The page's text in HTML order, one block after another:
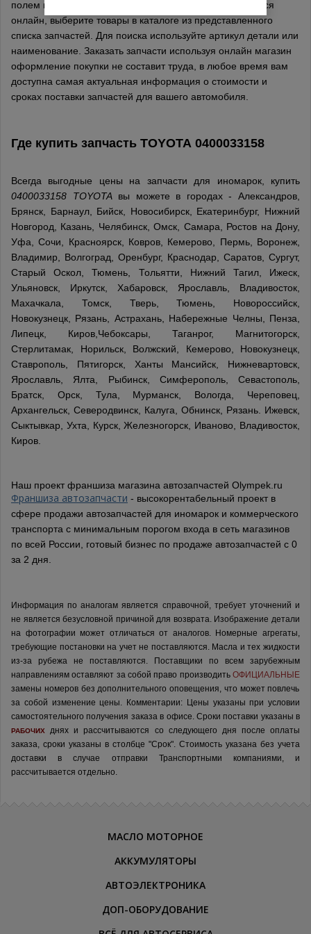
полем на сайте, поиск и заказ запчастей осуществляется
онлайн, выберите товары в каталоге из представленного
списка запчастей. Для поиска используйте артикул детали или
наименование. Заказать запчасти используя онлайн магазин
оформление покупки не составит труда, в любое время вам
доступна самая актуальная информация о стоимости и
сроках поставки запчастей для вашего автомобиля.
Где купить запчасть TOYOTA 0400033158
Всегда выгодные цены на запчасти для иномарок, купить
0400033158 TOYOTAвы можете в городах - Александров,
Брянск, Барнаул, Бийск, Новосибирск, Екатеринбург, Нижний
Новгород, Казань, Челябинск, Омск, Самара, Ростов на Дону,
Уфа, Сочи, Красноярск, Ковров, Кемерово, Пермь, Воронеж,
Владимир, Волгоград, Оренбург, Краснодар, Саратов, Сургут,
Старый Оскол, Тюмень, Тольятти, Нижний Тагил, Ижеск,
Ульяновск, Иркутск, Хабаровск, Ярославль, Владивосток,
Махачкала, Томск, Тверь, Тюмень, Новороссийск,
Новокузнецк, Рязань, Астрахань, Набережные Челны, Пенза,
Липецк, Киров,Чебоксары, Таганрог, Магнитогорск,
Стерлитамак, Норильск, Волжский, Кемерово, Новокузнецк,
Ставрополь, Пятигорск, Ханты Мансийск, Нижневартовск,
Ярославль, Ялта, Рыбинск, Симферополь, Севастополь,
Братск, Орск, Тула, Мурманск, Вологда, Череповец,
Архангельск, Северодвинск, Калуга, Обнинск, Рязань. Ижевск,
Сыктывкар, Ухта, Курск, Железногорск, Иваново, Владивосток,
Киров.
Наш проект франшиза магазина автозапчастей Olympek.ru
Франшиза автозапчасти - высокорентабельный проект в
сфере продажи автозапчастей для иномарок и коммерческого
транспорта с минимальным порогом входа в сеть магазинов
по всей России, готовый бизнес по продаже автозапчастей с 0
за 2 дня.
Информация по аналогам является справочной, требует уточнений и
не является безусловной причиной для возврата. Изображение детали
на фотографии может отличаться от аналогов. Номерные агрегаты,
требующие постановки на учет не поставляются. Масла и тех жидкости
из-за рубежа не поставляются.
Поставщики по всем зарубежным
направлениям оставляют за собой право производить ОФИЦИАЛЬНЫЕ
замены номеров без дополнительного оповещения, что может повлечь
за собой изменение цены. Комментарии: Цены указаны при условии
самостоятельного получения заказа в офисе. Сроки поставки указаны в
РАБОЧИХ
днях и рассчитываются со следующего дня после оплаты
заказа, сроки указаны в столбце "Срок". Стоимость указана без учета
доставки в случае отправки Транспортными компаниями, и
рассчитывается отдельно.
МАСЛО МОТОРНОЕ
АККУМУЛЯТОРЫ
АВТОЭЛЕКТРОНИКА
ДОП-ОБОРУДОВАНИЕ